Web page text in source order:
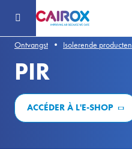
Ontvangst Isolerende producten
PIR
ACCÉDER À L'E-SHOP